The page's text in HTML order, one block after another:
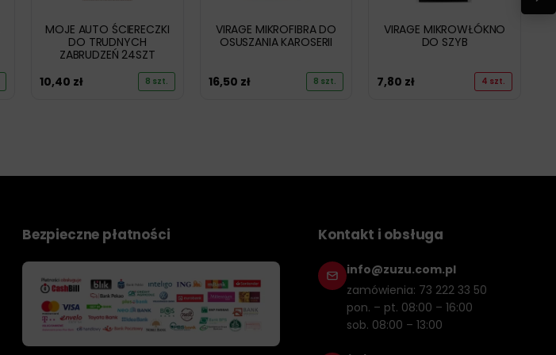
MOJE AUTO ŚCIERECZKI
DO TRUDNYCH
ZABRUDZEŃ 24SZT
10,40 zł 8 szt.
VIRAGE MIKROFIBRA DO
OSUSZANIA KAROSERII
16,50 zł 8 szt.
VIRAGE MIKROWŁÓKNO
DO SZYB
7,80 zł 4 szt.
Bezpieczne płatności Kontakt i obsługa
info@zuzu.com.pl
zamówienia: 73 222 33 50
pon. – pt. 08:00 – 16:00
sob. 08:00 – 13:00